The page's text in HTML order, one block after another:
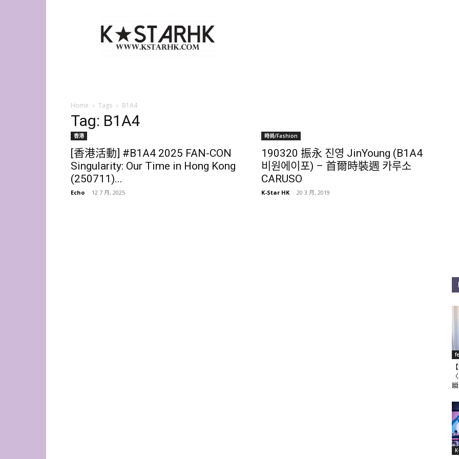
Star
HK
Home Tags B1A4
Tag: B1A4
香港
[香港活動] #B1A4 2025 FAN-CON
Singularity: Our Time in Hong Kong
(250711)...
Echo - 12 7 月, 2025
時尚/Fashion
190320 振永 진영 JinYoung (B1A4
비원에이포) – 首爾時裝週 카루소
CARUSO
K-Star HK - 20 3 月, 2019